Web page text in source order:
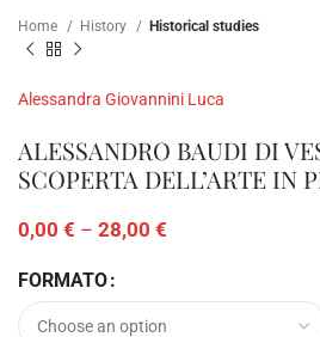
Home History Historical studies
Alessandra Giovannini Luca
ALESSANDRO BAUDI DI
SCOPERTA DELL’ARTE IN
0,00 € – 28,00 €
FORMATO